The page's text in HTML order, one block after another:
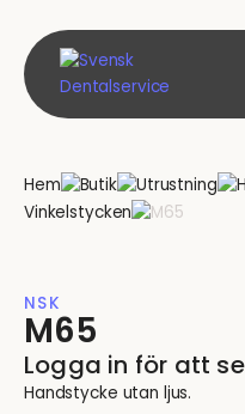
content
Hem Butik Utrustning
Vinkelstycken
M65
NSK
M65
Logga in för att
Handstycke utan ljus.